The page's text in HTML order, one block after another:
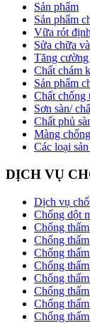
Sản phẩm
Sản phẩm
Vữa rót
Sửa chữa
Tăng
Chất chám
Sản phẩm
Chất chống
Sơn sàn/
Chất phủ
Màng
Các loại
DỊCH VỤ
Dịch vụ
Chống dột
Chống
Chống
Chống
Chống
Chống
Chống
Chống
Chống